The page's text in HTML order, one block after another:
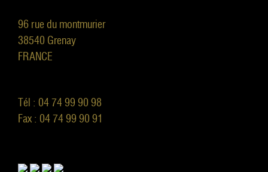
96 rue du montmurier
38540 Grenay
FRANCE
Tél : 04 74 99 90 98
Fax : 04 74 99 90 91